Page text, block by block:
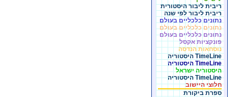
ריבית ליבור היסטורית
ריבית ליבור לפי שנה
נתונים כלכליים בעולם
נתונים כלכליים בעולם
נתונים כלכליים בעולם
פונקציות אקסל
נוסחאות הנדסה
TimeLine היסטוריה
TimeLine היסטוריה
היסטוריה ישראל
TimeLine היסטוריה
חלוצי היישוב
ספרת ביקורת